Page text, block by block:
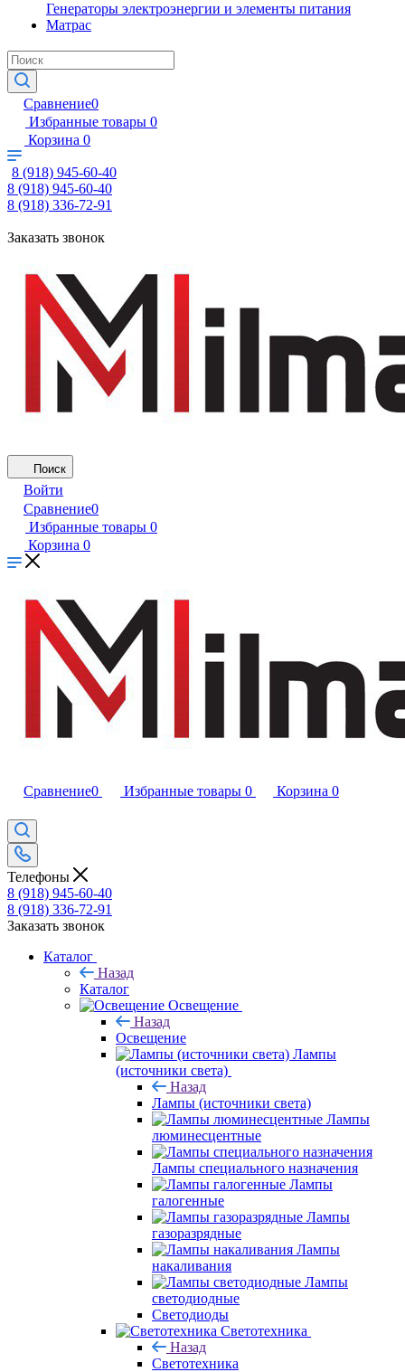
Генераторы электроэнергии и элементы питания
Матрас
Сравнение0
Избранные товары 0
Корзина 0
8 (918) 945-60-40
8 (918) 945-60-40
8 (918) 336-72-91
Заказать звонок
Поиск
Войти
Сравнение0
Избранные товары 0
Корзина 0
Сравнение0 Избранные товары 0 Корзина 0
Телефоны
8 (918) 945-60-40
8 (918) 336-72-91
Заказать звонок
Каталог
Назад
Каталог
Освещение
Назад
Освещение
Лампы
(источники света)
Назад
Лампы (источники света)
Лампы
люминесцентные
Лампы специального назначения
Лампы
галогенные
Лампы
газоразрядные
Лампы
накаливания
Лампы
светодиодные
Светодиоды
Светотехника
Назад
Светотехника